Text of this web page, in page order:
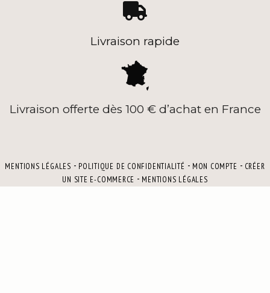

Livraison rapide
Livraison offerte dès 100 € d’achat en France
MENTIONS LÉGALES POLITIQUE DE CONFIDENTIALITÉ MON COMPTE
CRÉER
UN SITE E-COMMERCE
MENTIONS LÉGALES